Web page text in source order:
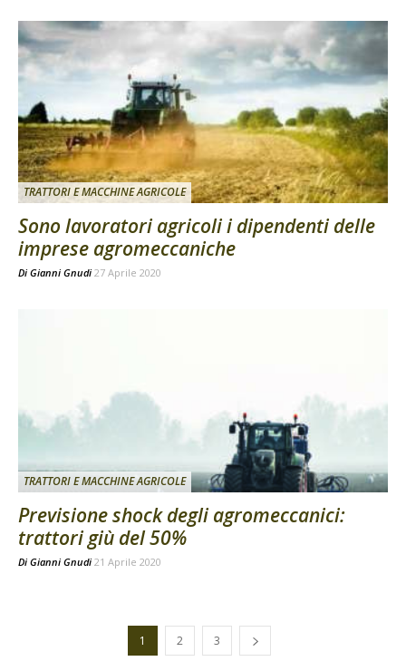
TRATTORI E MACCHINE AGRICOLE
Sono lavoratori agricoli i dipendenti delle
imprese agromeccaniche
Di Gianni Gnudi 27 Aprile 2020
TRATTORI E MACCHINE AGRICOLE
Previsione shock degli agromeccanici:
trattori giù del 50%
Di Gianni Gnudi 21 Aprile 2020
1 2 3